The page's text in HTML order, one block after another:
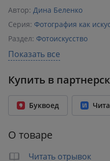
Автор: Дина Беленко
Серия: Фотография как
Раздел: Фотоискусство
Издательство:
Возрастное ограничение:
Год издания: 2026
Количество страниц: 224
Бумага: офсет
Формат: 170x217 мм
Показать все
Купить в
Буквоед
О товаре
Читать отрывок